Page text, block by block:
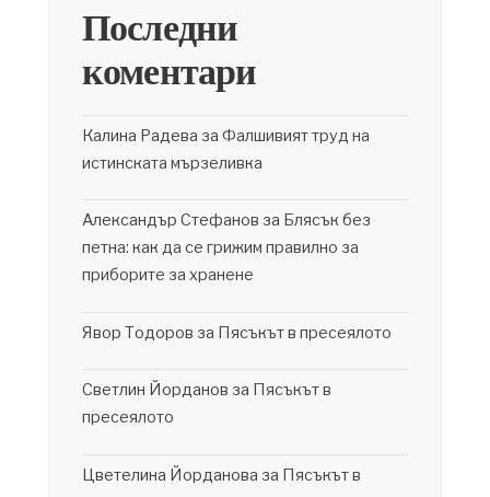
Последни
коментари
Калина Радева за Фалшивият труд на
истинската мързеливка
Александър Стефанов за Блясък без
петна: как да се грижим правилно за
приборите за хранене
Явор Тодоров за Пясъкът в пресеялото
Светлин Йорданов за Пясъкът в
пресеялото
Цветелина Йорданова за Пясъкът в